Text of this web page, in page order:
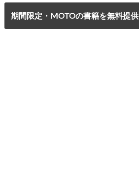
期間限定・MOTOの書籍を無料提供